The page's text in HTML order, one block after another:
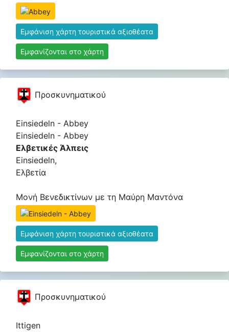
Εμφάνιση χάρτη τουριστικά αξιοθέατα
Εμφανίζονται στο χάρτη
Προσκυνηματικού
Einsiedeln - Abbey
Einsiedeln - Abbey
Ελβετικές Άλπεις
Einsiedeln,
Ελβετία
Μονή Βενεδικτίνων με τη Μαύρη Μαντόνα
Εμφάνιση χάρτη τουριστικά αξιοθέατα
Εμφανίζονται στο χάρτη
Προσκυνηματικού
Ittigen